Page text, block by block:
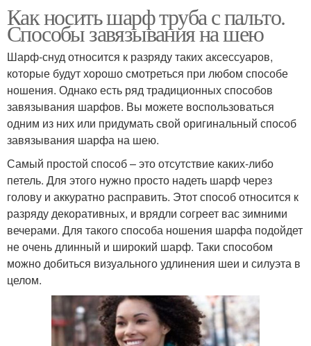
Как носить шарф труба с пальто.
Способы завязывания на шею
Шарф-снуд относится к разряду таких аксессуаров,
которые будут хорошо смотреться при любом способе
ношения. Однако есть ряд традиционных способов
завязывания шарфов. Вы можете воспользоваться
одним из них или придумать свой оригинальный способ
завязывания шарфа на шею.
Самый простой способ – это отсутствие каких-либо
петель. Для этого нужно просто надеть шарф через
голову и аккуратно расправить. Этот способ относится к
разряду декоративных, и врядли согреет вас зимними
вечерами. Для такого способа ношения шарфа подойдет
не очень длинный и широкий шарф. Таки способом
можно добиться визуального удлинения шеи и силуэта в
целом.